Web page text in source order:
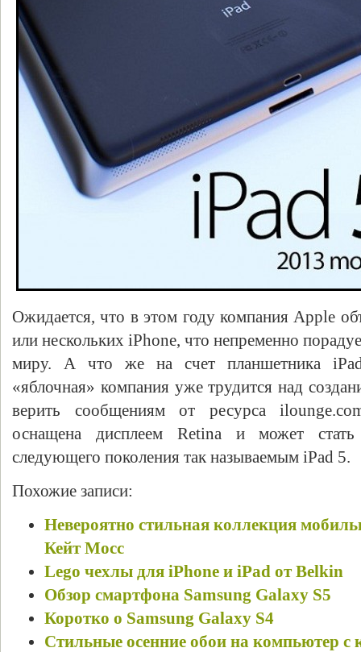
Ожидается, что в этом году компания Apple
или нескольких iPhone, что непременно
миру. А что же на счет планшетника
«яблочная» компания уже трудится над
верить сообщениям от ресурса
оснащена дисплеем Retina и может
следующего поколения так называемым iPad 5.
Похожие записи:
Невероятно стильная коллекция
Кейт Мосс
Lego чехлы для iPhone и iPad от Belkin
Обзор смартфона Samsung Galaxy S5
Коротко о Samsung Galaxy S4
Стильные осенние обои на компьютер с